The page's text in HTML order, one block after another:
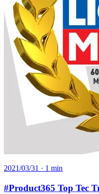
2021/03/31 · 1 min
#Product365 Top Tec